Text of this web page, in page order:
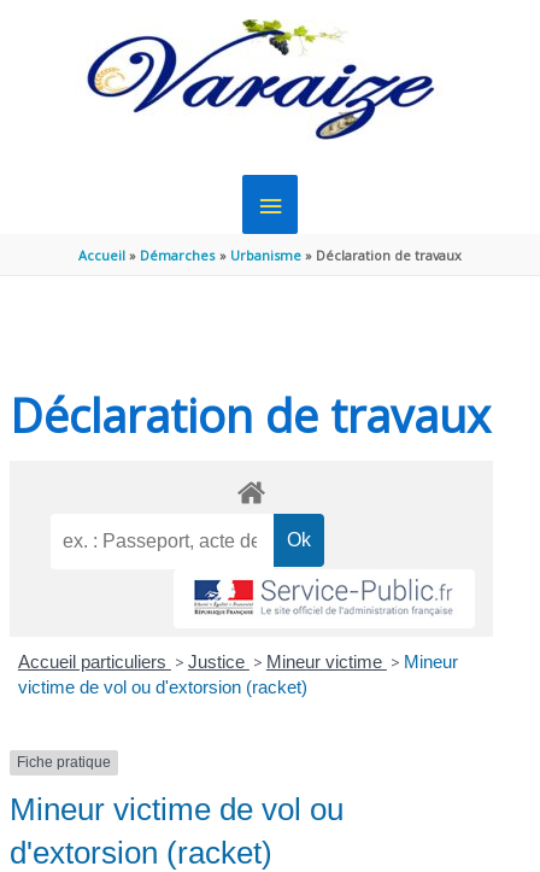
MENU
PRINCIPAL
Accueil Démarches Urbanisme Déclaration de travaux
Déclaration de travaux
Accueil particuliers > Justice > Mineur victime > Mineur
victime de vol ou d'extorsion (racket)
Fiche pratique
Mineur victime de vol ou
d'extorsion (racket)